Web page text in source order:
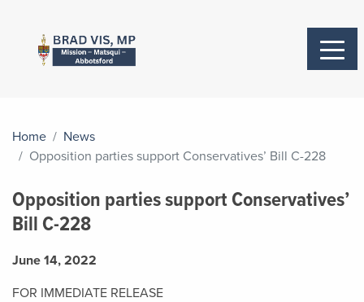
Home
News
Opposition parties support Conservatives’ Bill C-228
Opposition parties support Conservatives’
Bill C-228
June 14, 2022
FOR IMMEDIATE RELEASE